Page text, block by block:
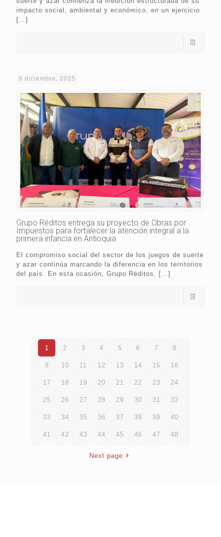
impacto social, ambiental y económico, en un ejercicio
[…]
9 diciembre, 2025
Grupo Réditos entrega su proyecto de Obras por
Impuestos para fortalecer la atención integral a la
primera infancia en Antioquia
El compromiso social del sector de los juegos de suerte
y azar continúa marcando la diferencia en los territorios
del país. En esta ocasión, Grupo Réditos, […]
1 2 3 4 5 6 7 8
9 10 11 12 13 14 15 16
17 18 19 20 21 22 23 24
25 26 27 28 29 30 31 32
33 34 35 36 37 38 39 40
41 42 43 44 45 46 47 48
Next page